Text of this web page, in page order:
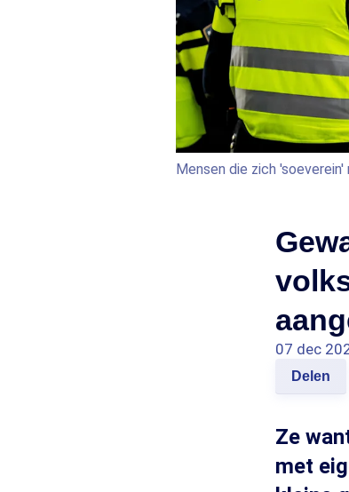
Mensen die zich
07 dec
Delen
Ze
met